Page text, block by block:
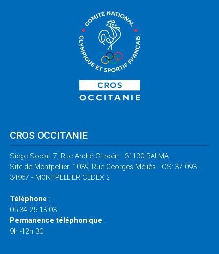
CROS OCCITANIE
Siège Social: 7, Rue André Citroën - 31130 BALMA
Site de Montpellier: 1039, Rue Georges Méliès - CS: 37 093 -
34967 - MONTPELLIER CEDEX 2
Téléphone :
05 34 25 13 03
Permanence téléphonique :
9h -12h 30